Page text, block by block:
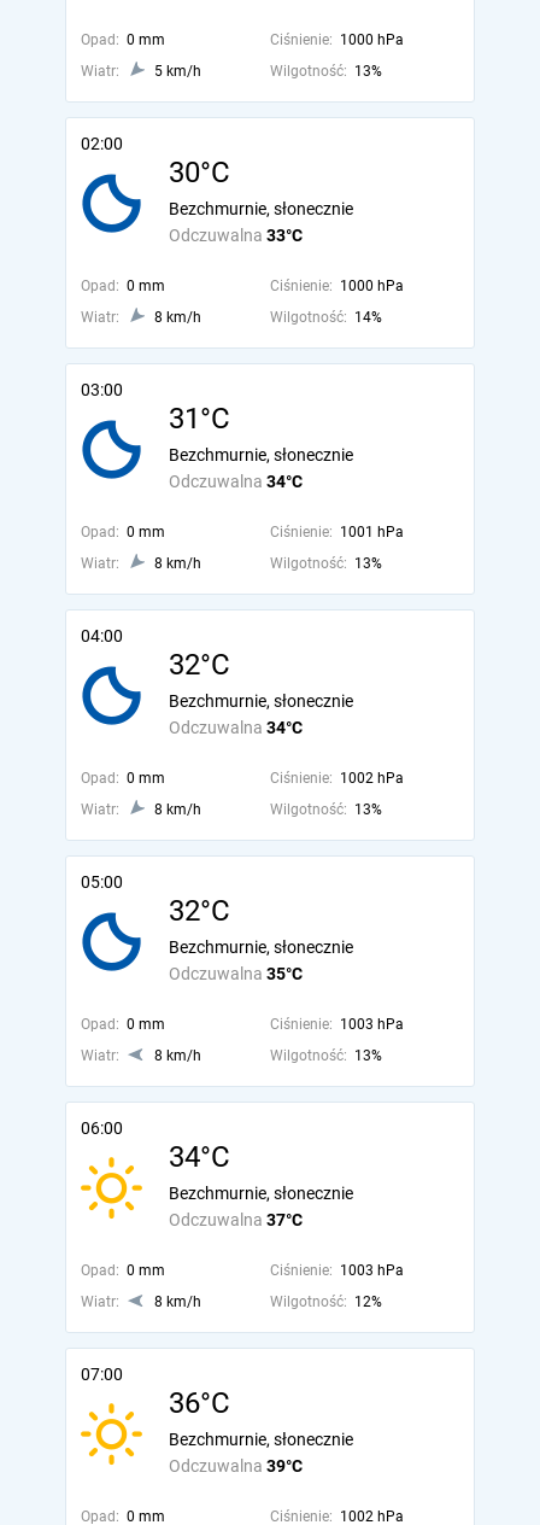
Opad: 0 mm Ciśnienie: 1000 hPa
Wiatr:
5 km/h Wilgotność: 13%
02:00
30°C
Odczuwalna 33°C
Bezchmurnie, słonecznie
Opad: 0 mm Ciśnienie: 1000 hPa
Wiatr:
8 km/h Wilgotność: 14%
03:00
31°C
Odczuwalna 34°C
Bezchmurnie, słonecznie
Opad: 0 mm Ciśnienie: 1001 hPa
Wiatr:
8 km/h Wilgotność: 13%
04:00
32°C
Odczuwalna 34°C
Bezchmurnie, słonecznie
Opad: 0 mm Ciśnienie: 1002 hPa
Wiatr:
8 km/h Wilgotność: 13%
05:00
32°C
Odczuwalna 35°C
Bezchmurnie, słonecznie
Opad: 0 mm Ciśnienie: 1003 hPa
Wiatr:
8 km/h Wilgotność: 13%
06:00
34°C
Odczuwalna 37°C
Bezchmurnie, słonecznie
Opad: 0 mm Ciśnienie: 1003 hPa
Wiatr:
8 km/h Wilgotność: 12%
07:00
36°C
Odczuwalna 39°C
Bezchmurnie, słonecznie
Opad: 0 mm Ciśnienie: 1002 hPa